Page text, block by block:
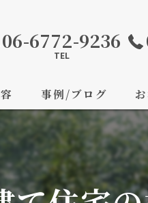
06-6772-9236
TEL
事例/ブログ